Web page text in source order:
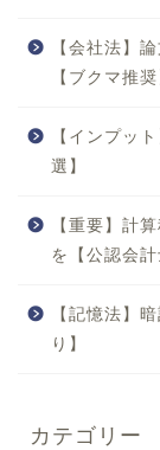
【会社法】
【ブクマ推奨
【インプッ
選】
【重要】計
を【公認会計
【記憶法】
り】
カテゴリー